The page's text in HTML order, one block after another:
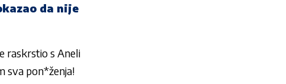
da nije
raskrstio s Aneli
sva pon*ženja!